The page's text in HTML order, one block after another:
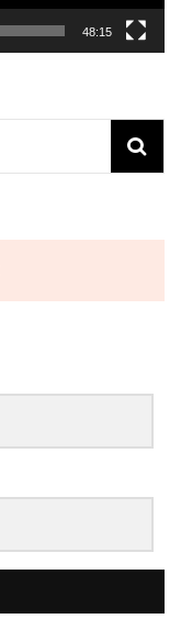
48:15